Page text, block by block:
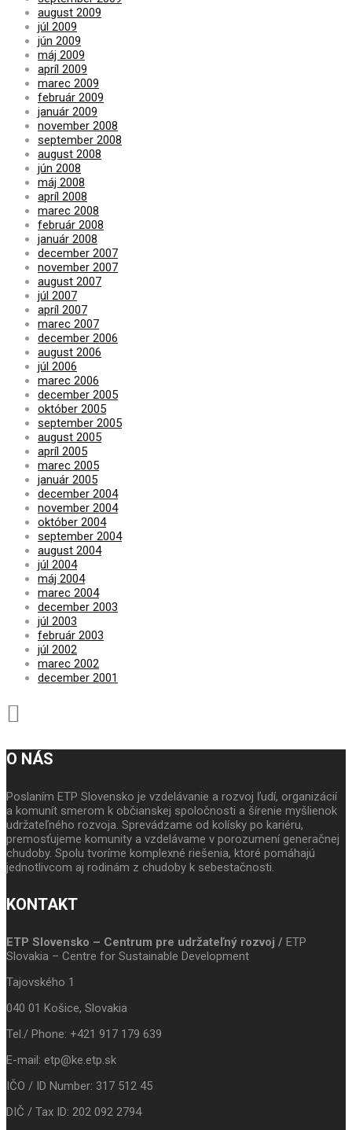
august 2009
júl 2009
jún 2009
máj 2009
apríl 2009
marec 2009
február 2009
január 2009
november 2008
september 2008
august 2008
jún 2008
máj 2008
apríl 2008
marec 2008
február 2008
január 2008
december 2007
november 2007
august 2007
júl 2007
apríl 2007
marec 2007
december 2006
august 2006
júl 2006
marec 2006
december 2005
október 2005
september 2005
august 2005
apríl 2005
marec 2005
január 2005
december 2004
november 2004
október 2004
september 2004
august 2004
júl 2004
máj 2004
marec 2004
december 2003
júl 2003
február 2003
júl 2002
marec 2002
december 2001
O NÁS
Poslaním ETP Slovensko je vzdelávanie a rozvoj ľudí, organizácií
a komunít smerom k občianskej spoločnosti a šírenie myšlienok
udržateľného rozvoja. Sprevádzame od kolísky po kariéru,
premosťujeme komunity a vzdelávame v porozumení generačnej
chudoby. Spolu tvoríme komplexné riešenia, ktoré pomáhajú
jednotlivcom aj rodinám z chudoby k sebestačnosti.
KONTAKT
ETP Slovensko – Centrum pre udržateľný rozvoj / ETP
Slovakia – Centre for Sustainable Development
Tajovského 1
040 01 Košice, Slovakia
Tel./ Phone: +421 917 179 639
E-mail: etp@ke.etp.sk
IČO / ID Number: 317 512 45
DIČ / Tax ID: 202 092 2794